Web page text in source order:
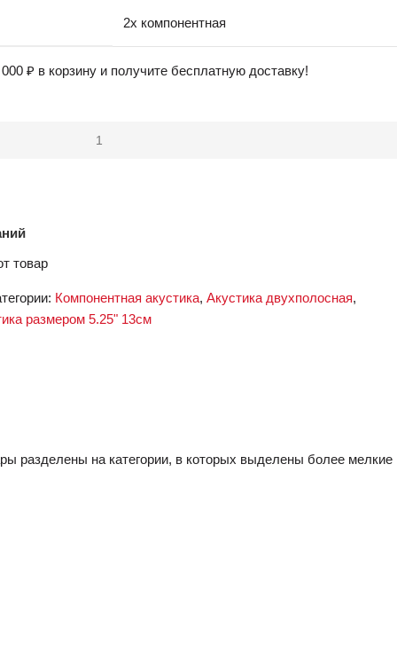
2х компонентная
₽ в корзину и получите бесплатную доставку!
товар
Компонентная акустика, Акустика двухполосная,
размером 5.25" 13см
разделены на категории, в которых выделены более мелкие